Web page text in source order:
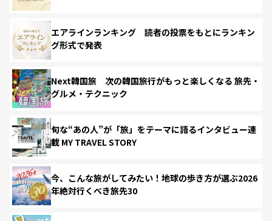
エアラインランキング 読者の投票をもとにランキン
グ形式で発表
Next韓国旅 次の韓国旅行がもっと楽しくなる 旅先・
グルメ・テクニック
旬な“あの人”が「旅」をテーマに語るインタビュー連
載 MY TRAVEL STORY
今、こんな旅がしてみたい！地球の歩き方が選ぶ2026
年絶対行くべき旅先30